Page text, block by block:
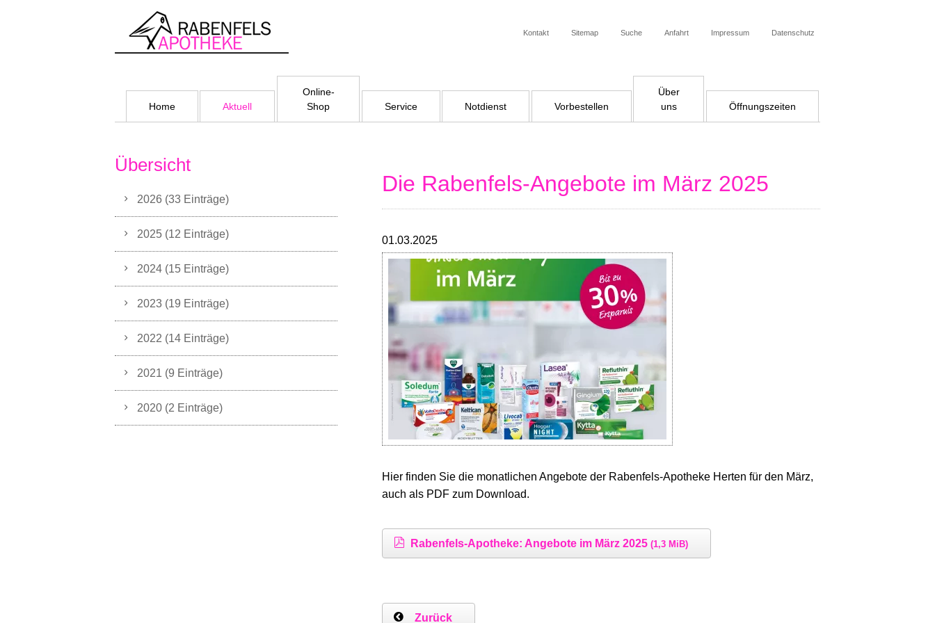
Kontakt Sitemap Suche Anfahrt Impressum Datenschutz
Home Aktuell
Online-
Shop
Service Notdienst Vorbestellen
Über
uns
Öffnungszeiten
Die Rabenfels-Angebote im März 2025
01.03.2025
Hier finden Sie die monatlichen Angebote der Rabenfels-Apotheke Herten für den März,
auch als PDF zum Download.
Rabenfels-Apotheke: Angebote im März 2025 (1,3 MiB)
Zurück
Übersicht
2026 (33 Einträge)
2025 (12 Einträge)
2024 (15 Einträge)
2023 (19 Einträge)
2022 (14 Einträge)
2021 (9 Einträge)
2020 (2 Einträge)